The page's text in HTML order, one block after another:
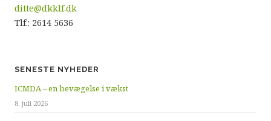
ditte@dkklf.dk
Tlf.: 2614 5636
SENESTE NYHEDER
ICMDA – en bevægelse i vækst
8. juli 2026